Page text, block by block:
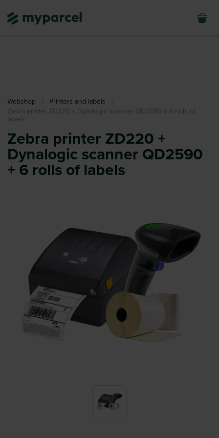
Webshop
Printers and labels
Zebra printer ZD220 + Dynalogic scanner QD2590 + 6 rolls of
labels
Zebra printer ZD220 +
Dynalogic scanner QD2590
+ 6 rolls of labels